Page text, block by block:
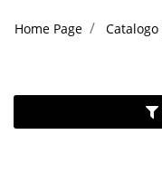
Home Page